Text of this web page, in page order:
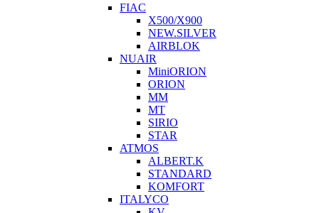
FIAC
X500/X900
NEW.SILVER
AIRBLOK
NUAIR
MiniORION
ORION
MM
MT
SIRIO
STAR
ATMOS
ALBERT.K
STANDARD
KOMFORT
ITALYCO